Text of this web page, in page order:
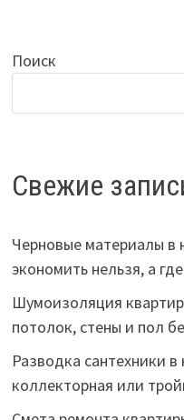
Поиск
Свежие
Черновые материалы в
экономить нельзя, а
Шумоизоляция
потолок, стены и пол
Разводка сантехники
коллекторная или